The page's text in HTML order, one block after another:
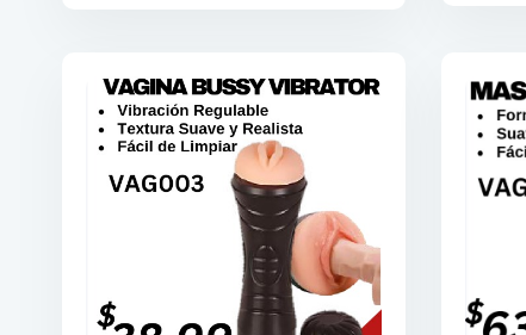
AÑADIR AL CARRITO